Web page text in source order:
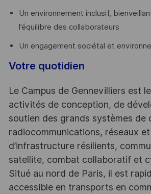
Un environnement inclusif,
l’équilibre des collaborateurs
Un engagement sociétal et
Votre quotidien
Le Campus de Gennevilliers est
activités de conception, de
soutien des grands systèmes de
radiocommunications, réseaux
d’infrastructure résilients,
satellite, combat collaboratif et
Situé au nord de Paris, il est
accessible en transports en